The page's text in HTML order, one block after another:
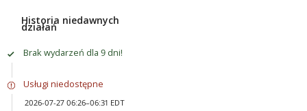
Historia niedawnych
działań
Brak wydarzeń dla 9 dni!
Usługi niedostępne
2026-07-27 06:26–06:31 EDT